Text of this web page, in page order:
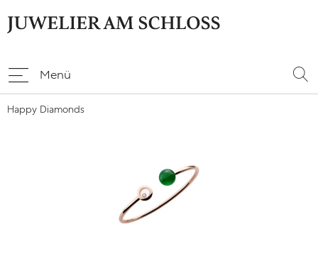
Menü
Happy Diamonds